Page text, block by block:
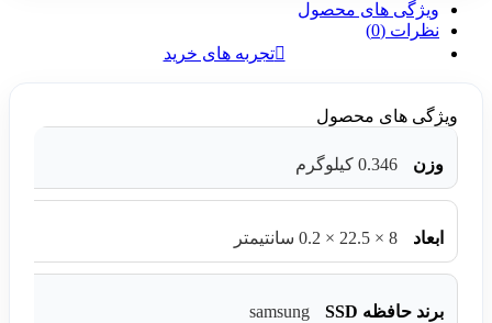
ویژگی های محصول
نظرات (0)
تجربه های خرید
ویژگی های محصول
وزن 0.346 کیلوگرم
ابعاد 8 × 22.5 × 0.2 سانتیمتر
برند حافظه SSD samsung